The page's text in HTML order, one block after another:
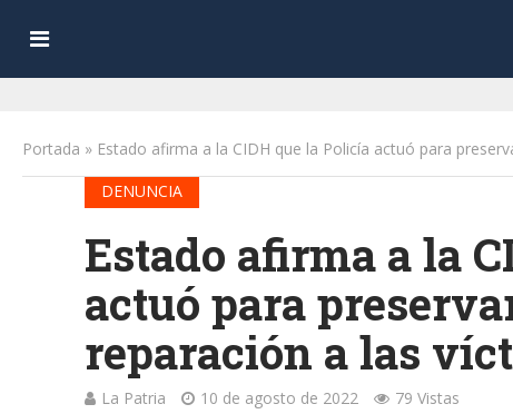
Portada » Estado afirma a la CIDH que la Policía actuó para
DENUNCIA
Estado afirma a la
actuó para
reparación a las
La Patria 10 de agosto de 2022 79 Vistas